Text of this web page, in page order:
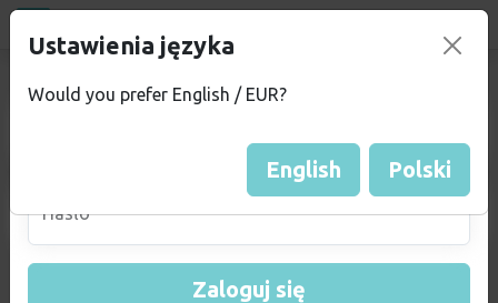
campu .eu
Najpierw należy się
zalogować
Zaloguj się
Hasło
Zaloguj się
Ustawienia języka
Would you prefer English / EUR?
English Polski